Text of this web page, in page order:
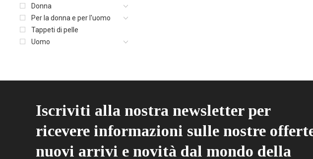
Donna
Per la donna e per l'uomo
Tappeti di pelle
Uomo
Iscriviti alla nostra newsletter per
ricevere informazioni sulle nostre
nuovi arrivi e novità dal mondo della